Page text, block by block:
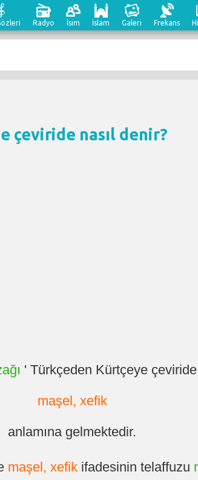
Radyo İsim İslam Galeri Frekans
çeviride nasıl denir?
' Türkçeden Kürtçeye çeviride
maşel, xefik
anlamına gelmektedir.
maşel, xefikifadesinin telaffuzu